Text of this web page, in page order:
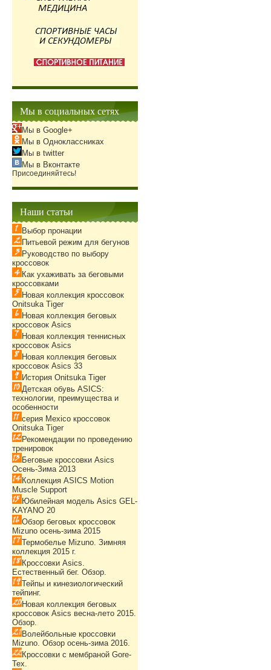
Мы в социальных сетях
Мы в Google+
Мы в Одноклассниках
Мы в twitter
Мы в Вконтакте
Присоединяйтесь!
Наши статьи
Выбор пронации
Питьевой режим для бегунов
Руководство по выбору
кроссовок
Как ухаживать за беговыми
кроссовками
Новая коллекция кроссовок
Onitsuka Tiger
Новая коллекция беговых
кроссовок Asics
Новая коллекция теннисных
кроссовок Asics
Новая коллекция беговых
кроссовок Asics 33
История Onitsuka Tiger
Детская обувь ASICS:
технологии, преимущества и
особенности
серия Mexico кроссовок
Onitsuka Tiger
Рекомендации по проведению
тренировок
Беговые кроссовки Asics
Осень-Зима 2013
Коллекция ASICS Motion
Muscle Support
Юбилейная модель Asics GEL-
KAYANO 20
Обзор беговых кроссовок
Mizuno осень-зима 2015
Термобелье Mizuno. Зимняя
коллекция 2015 г.
Кроссовки Asics.
Естественный бег. Обзор.
Тейпы и кинезиологический
тейпинг.
Новая коллекция беговых
кроссовок Asics весна-лето 2015.
Обзор.
Волейбольные кроссовки
Mizuno. Обзор осень-зима 2016.
Кроссовки с мембраной Gore-
Tex.